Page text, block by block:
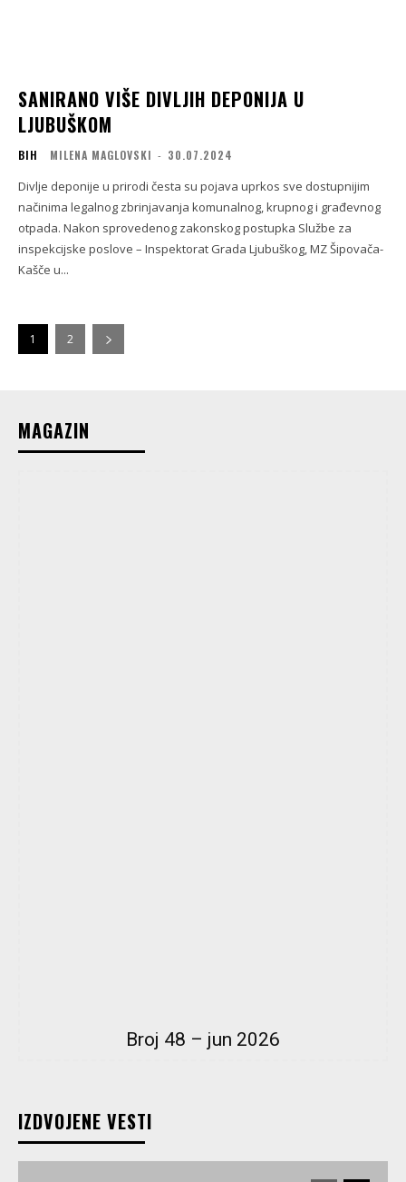
SANIRANO VIŠE DIVLJIH DEPONIJA U
LJUBUŠKOM
BIH MILENA MAGLOVSKI - 30.07.2024
Divlje deponije u prirodi česta su pojava uprkos sve dostupnijim
načinima legalnog zbrinjavanja komunalnog, krupnog i građevnog
otpada. Nakon sprovedenog zakonskog postupka Službe za
inspekcijske poslove – Inspektorat Grada Ljubuškog, MZ Šipovača-
Kašče u...
1 2
MAGAZIN
Broj 48 – jun 2026
IZDVOJENE VESTI